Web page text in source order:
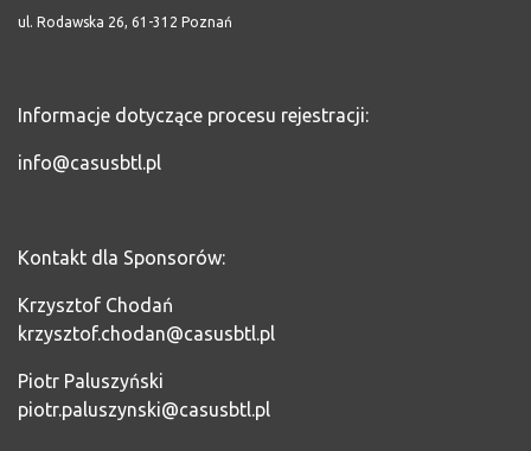
ul. Rodawska 26, 61-312 Poznań
Informacje dotyczące procesu rejestracji:
info@casusbtl.pl
Kontakt dla Sponsorów:
Krzysztof Chodań
krzysztof.chodan@casusbtl.pl
Piotr Paluszyński
piotr.paluszynski@casusbtl.pl